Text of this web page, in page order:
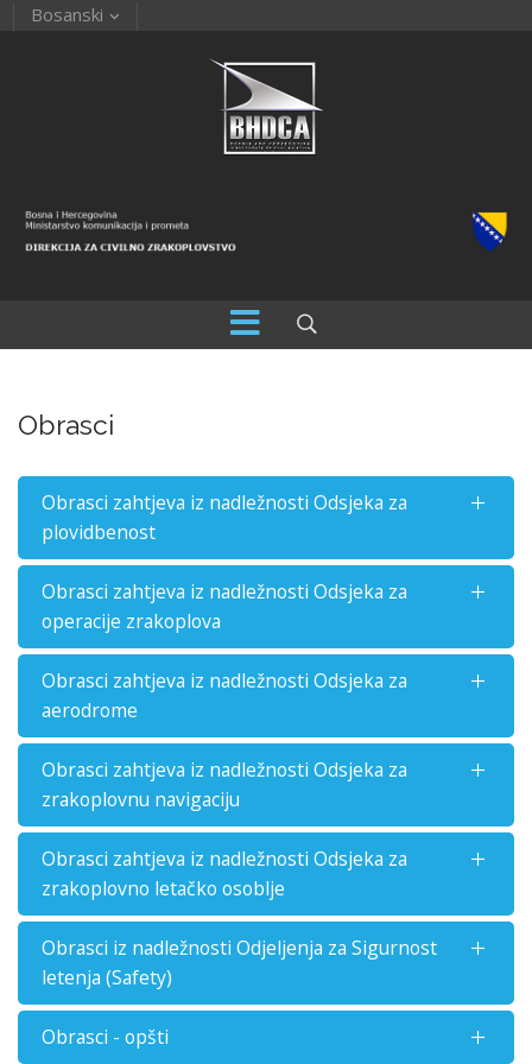
Bosanski
Obrasci
Obrasci zahtjeva iz nadležnosti Odsjeka za
plovidbenost
Obrasci zahtjeva iz nadležnosti Odsjeka za
operacije zrakoplova
Obrasci zahtjeva iz nadležnosti Odsjeka za
aerodrome
Obrasci zahtjeva iz nadležnosti Odsjeka za
zrakoplovnu navigaciju
Obrasci zahtjeva iz nadležnosti Odsjeka za
zrakoplovno letačko osoblje
Obrasci iz nadležnosti Odjeljenja za Sigurnost
letenja (Safety)
Obrasci - opšti